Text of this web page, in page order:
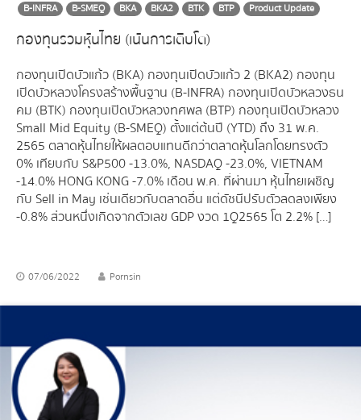
B-INFRA B-SMEQ BKA BKA2 BTK BTP Product Update
กองทุนรวมหุ้นไทย (เน้นการเติบโต)
กองทุนเปิดบัวแก้ว (BKA) กองทุนเปิดบัวแก้ว 2 (BKA2) กองทุน
เปิดบัวหลวงโครงสร้างพื้นฐาน (B-INFRA) กองทุนเปิดบัวหลวงธน
คม (BTK) กองทุนเปิดบัวหลวงทศพล (BTP) กองทุนเปิดบัวหลวง
Small Mid Equity (B-SMEQ) ตั้งแต่ต้นปี (YTD) ถึง 31 พ.ค.
2565 ตลาดหุ้นไทยให้ผลตอบแทนดีกว่าตลาดหุ้นโลกโดยทรงตัว
0% เทียบกับ S&P500 -13.0%, NASDAQ -23.0%, VIETNAM
-14.0% HONG KONG -7.0% เดือน พ.ค. ที่ผ่านมา หุ้นไทยเผชิญ
กับ Sell in May เช่นเดียวกับตลาดอื่น แต่ดัชนีปรับตัวลดลงเพียง
-0.8% ส่วนหนึ่งเกิดจากตัวเลข GDP งวด 1Q2565 โต 2.2% […]
07/06/2022 Pornsin